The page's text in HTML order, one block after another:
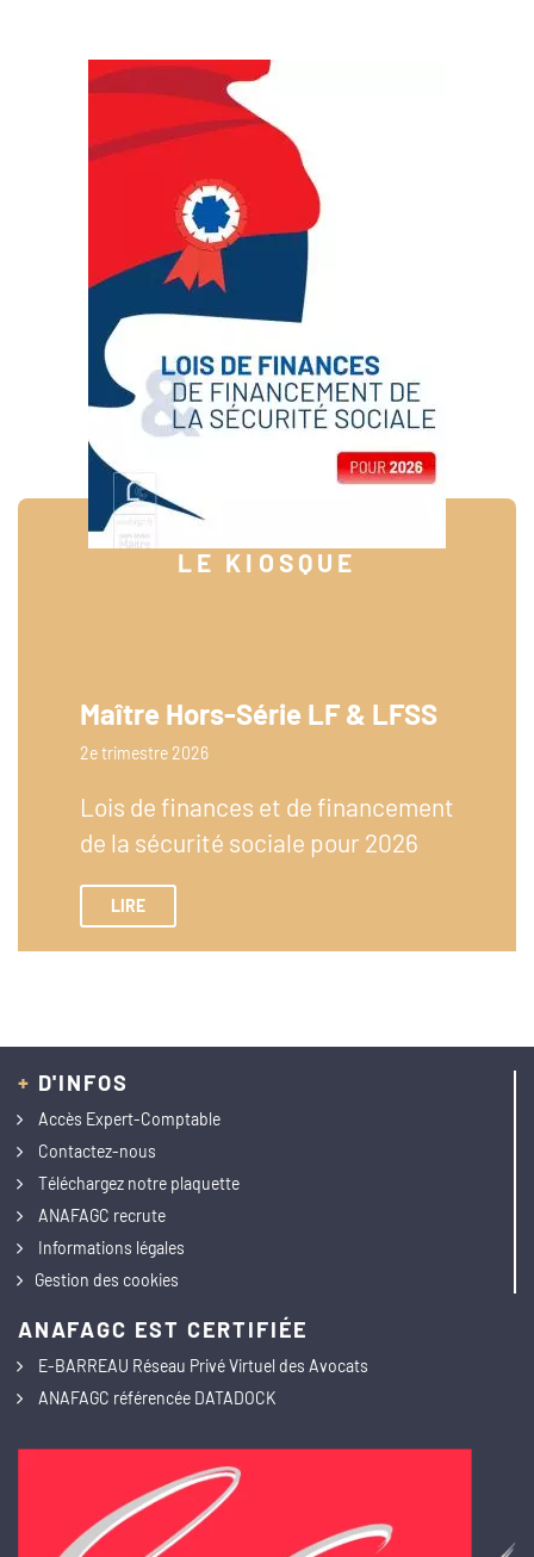
LE KIOSQUE
Maître Hors-Série LF & LFSS
2e trimestre 2026
Lois de finances et de financement
de la sécurité sociale pour 2026
LIRE
+ D'INFOS
Accès Expert-Comptable
Contactez-nous
Téléchargez notre plaquette
ANAFAGC recrute
Informations légales
Gestion des cookies
ANAFAGC EST CERTIFIÉE
E-BARREAU Réseau Privé Virtuel des Avocats
ANAFAGC référencée DATADOCK